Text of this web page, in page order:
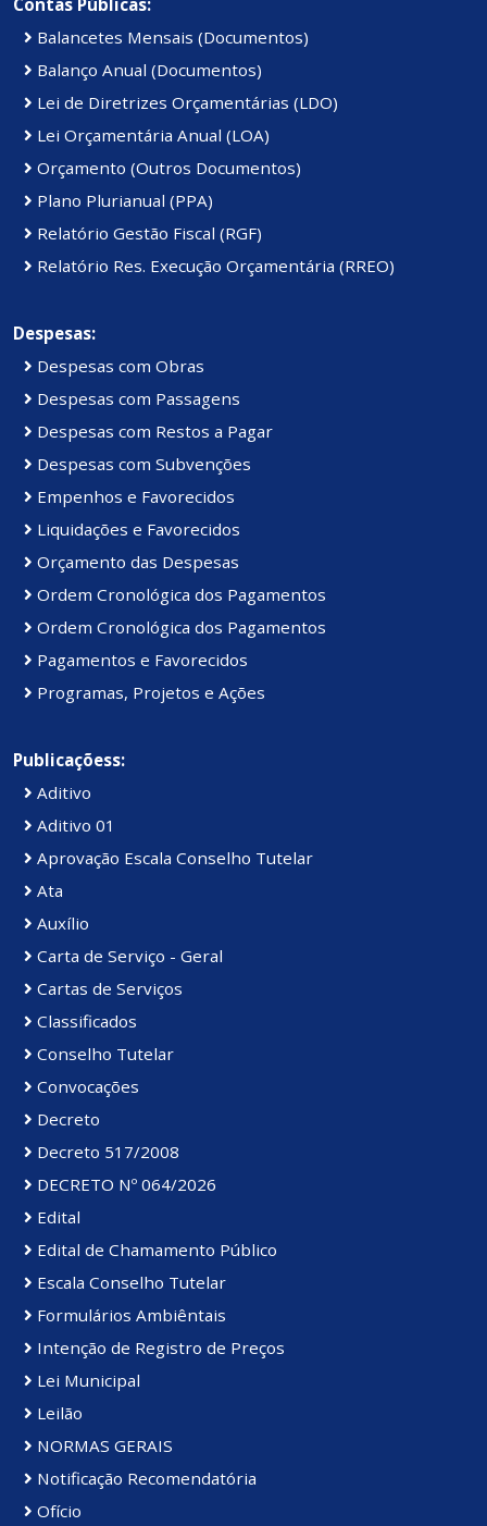
Contas Públicas:
Balancetes Mensais (Documentos)
Balanço Anual (Documentos)
Lei de Diretrizes Orçamentárias (LDO)
Lei Orçamentária Anual (LOA)
Orçamento (Outros Documentos)
Plano Plurianual (PPA)
Relatório Gestão Fiscal (RGF)
Relatório Res. Execução Orçamentária (RREO)
Despesas:
Despesas com Obras
Despesas com Passagens
Despesas com Restos a Pagar
Despesas com Subvenções
Empenhos e Favorecidos
Liquidações e Favorecidos
Orçamento das Despesas
Ordem Cronológica dos Pagamentos
Ordem Cronológica dos Pagamentos
Pagamentos e Favorecidos
Programas, Projetos e Ações
Publicaçõess:
Aditivo
Aditivo 01
Aprovação Escala Conselho Tutelar
Ata
Auxílio
Carta de Serviço - Geral
Cartas de Serviços
Classificados
Conselho Tutelar
Convocações
Decreto
Decreto 517/2008
DECRETO Nº 064/2026
Edital
Edital de Chamamento Público
Escala Conselho Tutelar
Formulários Ambiêntais
Intenção de Registro de Preços
Lei Municipal
Leilão
NORMAS GERAIS
Notificação Recomendatória
Ofício